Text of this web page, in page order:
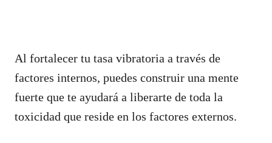
Al fortalecer tu tasa vibratoria a través de
factores internos, puedes construir una mente
fuerte que te ayudará a liberarte de toda la
toxicidad que reside en los factores externos.